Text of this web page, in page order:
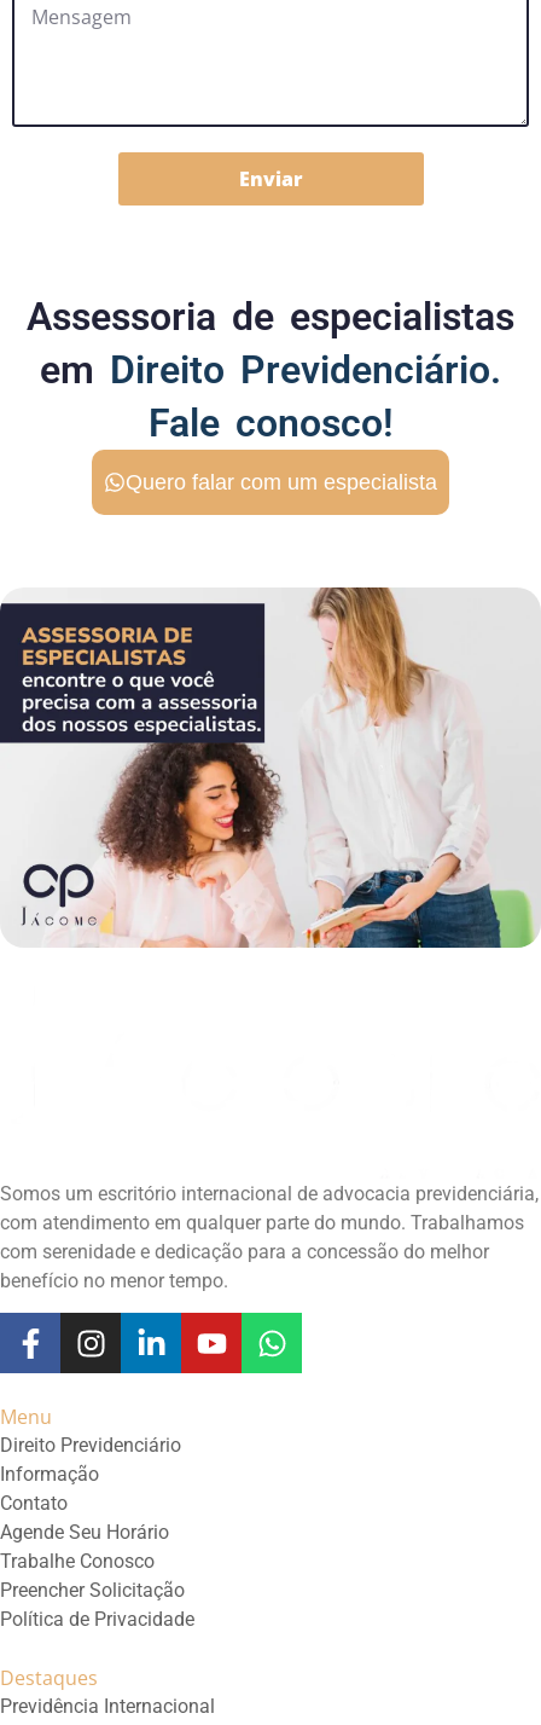
Enviar
Assessoria de especialistas
em Direito Previdenciário.
Fale conosco!
Quero falar com um especialista
Somos um escritório internacional de advocacia previdenciária,
com atendimento em qualquer parte do mundo. Trabalhamos
com serenidade e dedicação para a concessão do melhor
benefício no menor tempo.
Menu
Direito Previdenciário
Informação
Contato
Agende Seu Horário
Trabalhe Conosco
Preencher Solicitação
Política de Privacidade
Destaques
Previdência Internacional